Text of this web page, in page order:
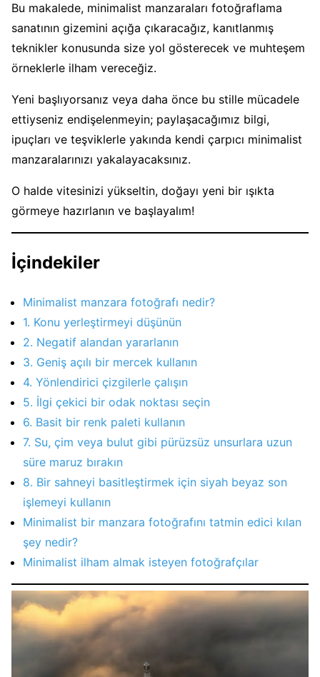
Bu makalede, minimalist manzaraları fotoğraflama
sanatının gizemini açığa çıkaracağız, kanıtlanmış
teknikler konusunda size yol gösterecek ve muhteşem
örneklerle ilham vereceğiz.
Yeni başlıyorsanız veya daha önce bu stille mücadele
ettiyseniz endişelenmeyin; paylaşacağımız bilgi,
ipuçları ve teşviklerle yakında kendi çarpıcı minimalist
manzaralarınızı yakalayacaksınız.
O halde vitesinizi yükseltin, doğayı yeni bir ışıkta
görmeye hazırlanın ve başlayalım!
İçindekiler
Minimalist manzara fotoğrafı nedir?
1. Konu yerleştirmeyi düşünün
2. Negatif alandan yararlanın
3. Geniş açılı bir mercek kullanın
4. Yönlendirici çizgilerle çalışın
5. İlgi çekici bir odak noktası seçin
6. Basit bir renk paleti kullanın
7. Su, çim veya bulut gibi pürüzsüz unsurlara uzun
süre maruz bırakın
8. Bir sahneyi basitleştirmek için siyah beyaz son
işlemeyi kullanın
Minimalist bir manzara fotoğrafını tatmin edici kılan
şey nedir?
Minimalist ilham almak isteyen fotoğrafçılar